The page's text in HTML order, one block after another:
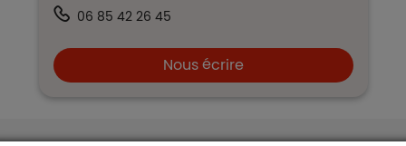
06 85 42 26 45
Nous écrire